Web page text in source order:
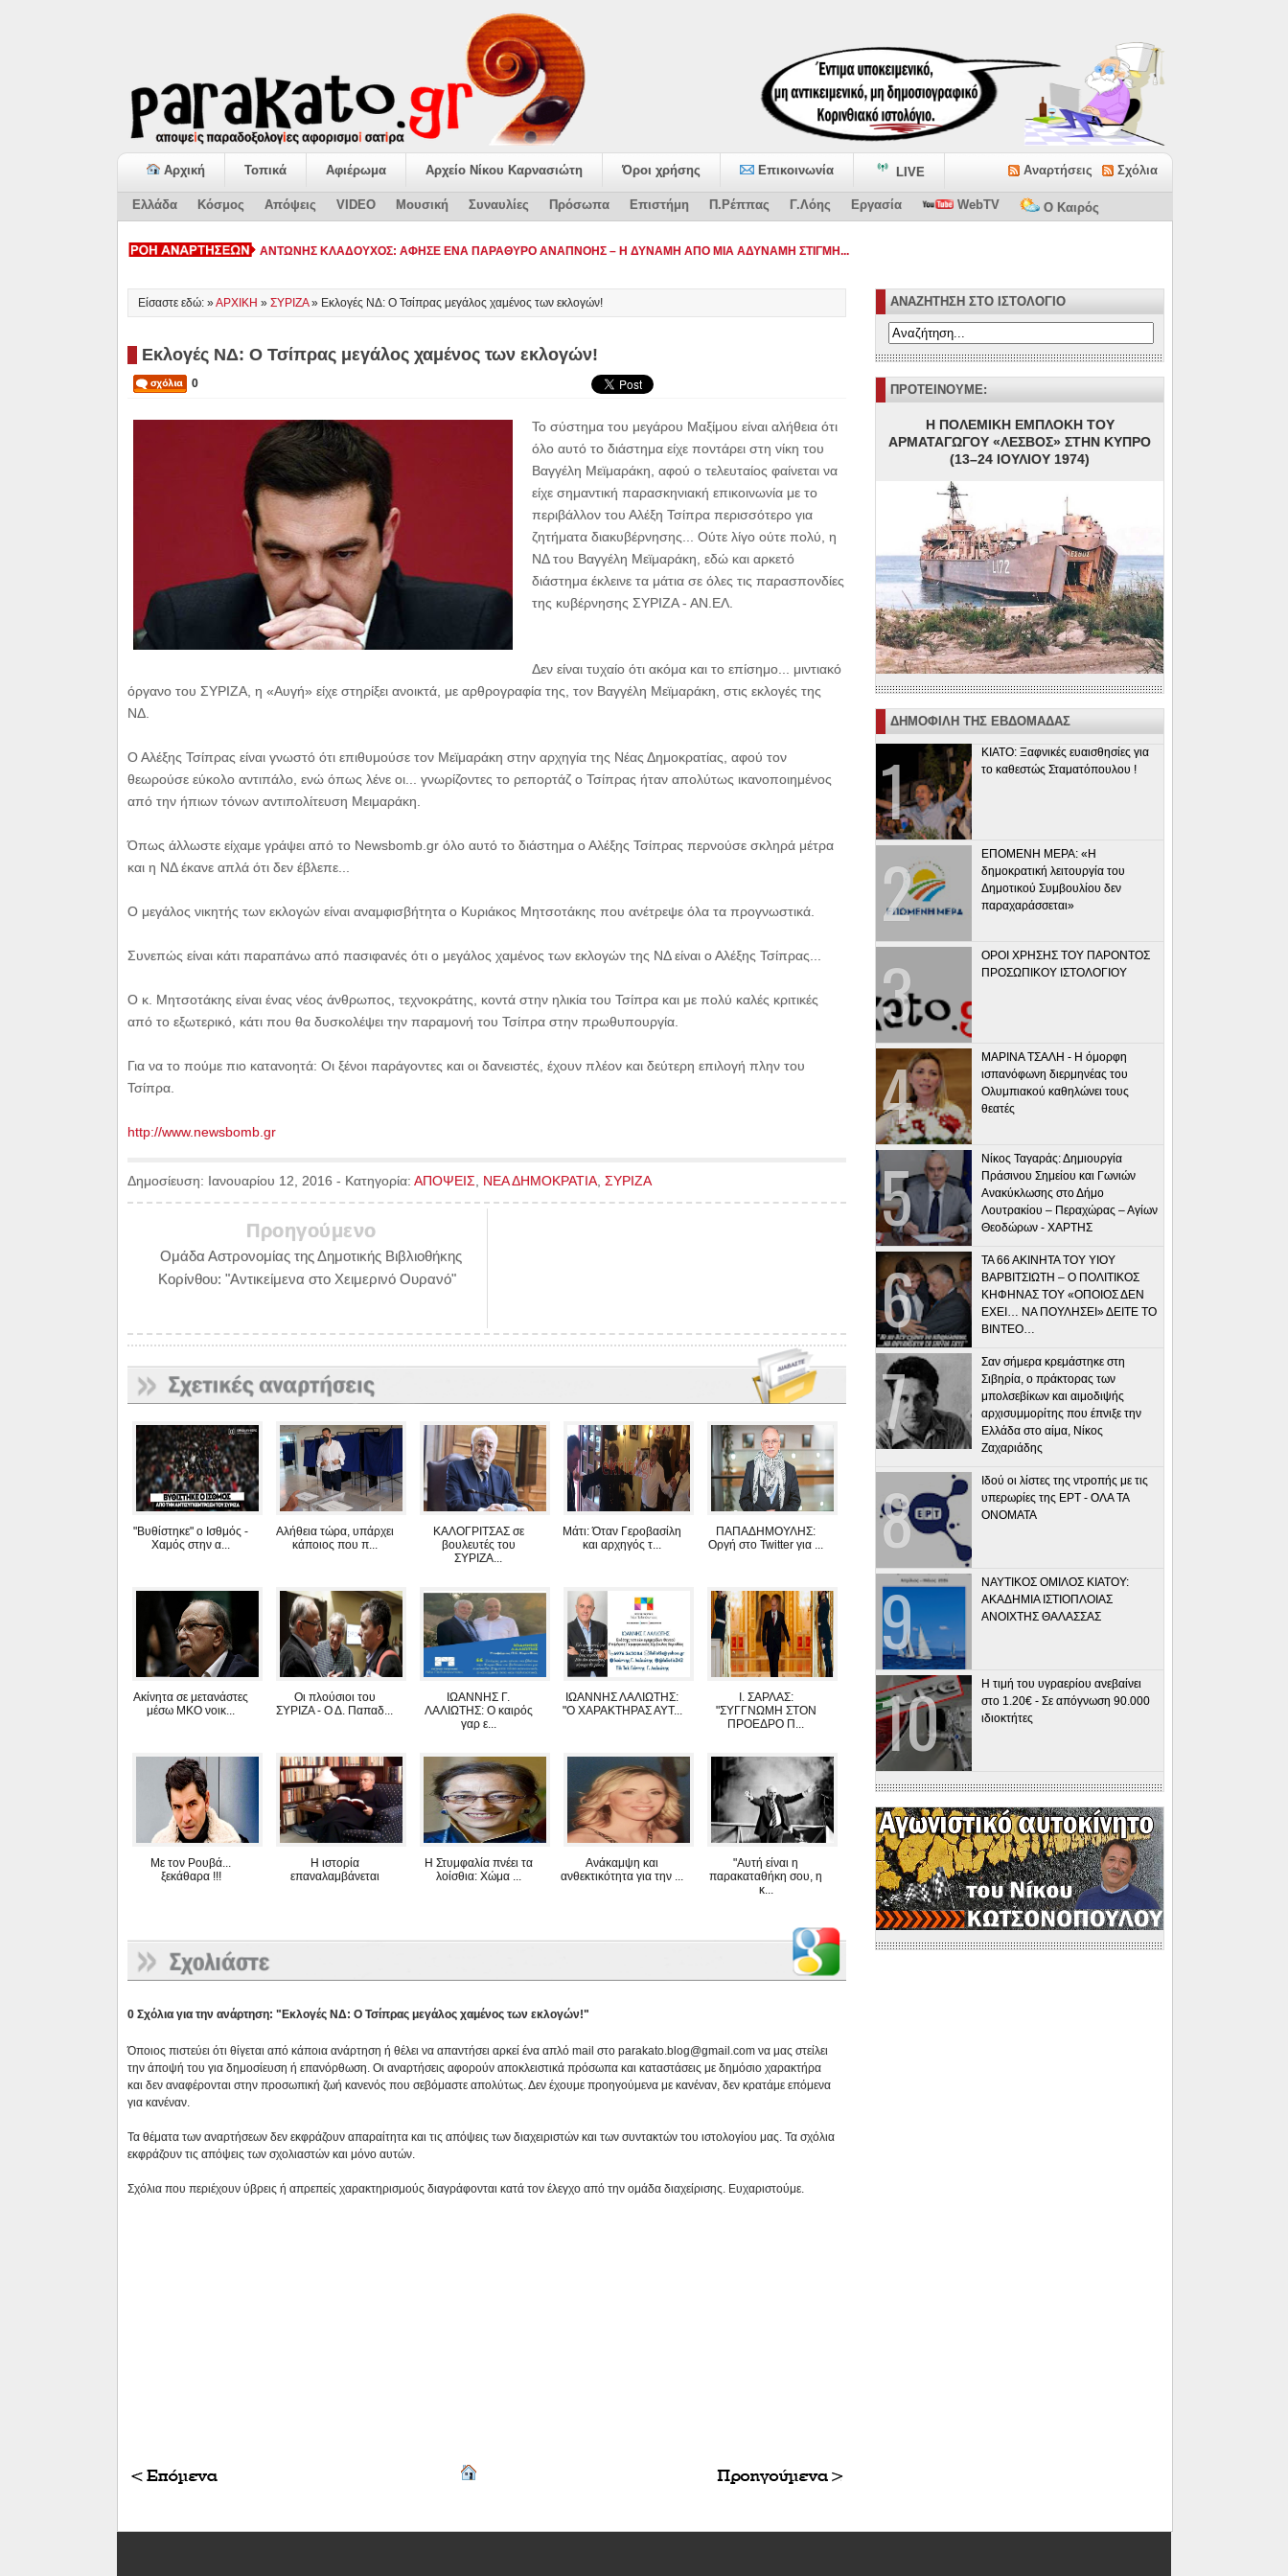
Αρχική Τοπικά Αφιέρωμα Αρχείο Νίκου Καρνασιώτη Όροι χρήσης Επικοινωνία LIVE Αναρτήσεις Σχόλια
Ελλάδα Κόσμος Απόψεις VIDEO Μουσική Συναυλίες Πρόσωπα Επιστήμη Π.Ρέππας Γ.Λόης Εργασία WebTV Ο Καιρός
ΚΙΑΤΟ: Η «ΕΠΟΜΕΝΗ ΜΕΡΑ» καταψήφισε το-
Είσαστε εδώ: »ΑΡΧΙΚΗ » ΣΥΡΙΖΑ» Εκλογές ΝΔ: Ο Τσίπρας μεγάλος χαμένος των εκλογών!
Εκλογές ΝΔ: Ο Τσίπρας μεγάλος χαμένος των εκλογών!
0
Το σύστημα του μεγάρου Μαξίμου είναι αλήθεια ότι
όλο αυτό το διάστημα είχε ποντάρει στη νίκη του
Βαγγέλη Μεϊμαράκη, αφού ο τελευταίος φαίνεται να
είχε σημαντική παρασκηνιακή επικοινωνία με το
περιβάλλον του Αλέξη Τσίπρα περισσότερο για
ζητήματα διακυβέρνησης... Ούτε λίγο ούτε πολύ, η
ΝΔ του Βαγγέλη Μεϊμαράκη, εδώ και αρκετό
διάστημα έκλεινε τα μάτια σε όλες τις παρασπονδίες
της κυβέρνησης ΣΥΡΙΖΑ - ΑΝ.ΕΛ.
Δεν είναι τυχαίο ότι ακόμα και το επίσημο... μιντιακό
όργανο του ΣΥΡΙΖΑ, η «Αυγή» είχε στηρίξει ανοικτά, με αρθρογραφία της, τον Βαγγέλη Μεϊμαράκη, στις εκλογές της
ΝΔ.
Ο Αλέξης Τσίπρας είναι γνωστό ότι επιθυμούσε τον Μεϊμαράκη στην αρχηγία της Νέας Δημοκρατίας, αφού τον
θεωρούσε εύκολο αντιπάλο, ενώ όπως λένε οι... γνωρίζοντες το ρεπορτάζ ο Τσίπρας ήταν απολύτως ικανοποιημένος
από την ήπιων τόνων αντιπολίτευση Μειμαράκη.
Όπως άλλωστε είχαμε γράψει από το Newsbomb.gr όλο αυτό το διάστημα ο Αλέξης Τσίπρας περνούσε σκληρά μέτρα
και η ΝΔ έκανε απλά ότι δεν έβλεπε...
Ο μεγάλος νικητής των εκλογών είναι αναμφισβήτητα ο Κυριάκος Μητσοτάκης που ανέτρεψε όλα τα προγνωστικά.
Συνεπώς είναι κάτι παραπάνω από πασιφανές ότι ο μεγάλος χαμένος των εκλογών της ΝΔ είναι ο Αλέξης Τσίπρας...
Ο κ. Μητσοτάκης είναι ένας νέος άνθρωπος, τεχνοκράτης, κοντά στην ηλικία του Τσίπρα και με πολύ καλές κριτικές
από το εξωτερικό, κάτι που θα δυσκολέψει την παραμονή του Τσίπρα στην πρωθυπουργία.
Για να το πούμε πιο κατανοητά: Οι ξένοι παράγοντες και οι δανειστές, έχουν πλέον και δεύτερη επιλογή πλην του
Τσίπρα.
http://www.newsbomb.gr
Δημοσίευση: Ιανουαρίου 12, 2016 - Κατηγορία: ΑΠΟΨΕΙΣ ΝΕΑ ΔΗΜΟΚΡΑΤΙΑ ΣΥΡΙΖΑ
Προηγούμενο
Ομάδα Αστρονομίας της Δημοτικής Βιβλιοθήκης
Κορίνθου: "Αντικείμενα στο Χειμερινό Ουρανό"
"Βυθίστηκε" ο Ισθμός -
Χαμός στην α...
Αλήθεια τώρα, υπάρχει
κάποιος που π...
ΚΑΛΟΓΡΙΤΣΑΣ σε
βουλευτές του
ΣΥΡΙΖΑ...
Μάτι: Όταν Γεροβασίλη
και αρχηγός τ...
ΠΑΠΑΔΗΜΟΥΛΗΣ:
Οργή στο Twitter για ...
Ακίνητα σε μετανάστες
μέσω ΜΚΟ νοικ...
Οι πλούσιοι του
ΣΥΡΙΖΑ - Ο Δ. Παπαδ...
ΙΩΑΝΝΗΣ Γ.
ΛΑΛΙΩΤΗΣ: Ο καιρός
γαρ ε...
ΙΩΑΝΝΗΣ ΛΑΛΙΩΤΗΣ:
"O XAΡΑΚΤΗΡΑΣ ΑΥΤ...
Ι. ΣΑΡΛΑΣ:
"ΣΥΓΓΝΩΜΗ ΣΤΟΝ
ΠΡΟΕΔΡΟ Π...
Με τον Ρουβά...
ξεκάθαρα !!!
Η ιστορία
επαναλαμβάνεται
Η Στυμφαλία πνέει τα
λοίσθια: Χώμα ...
Ανάκαμψη και
ανθεκτικότητα για την ...
"Αυτή είναι η
παρακαταθήκη σου, η
κ...
0 Σχόλια για την ανάρτηση: "Εκλογές ΝΔ: Ο Τσίπρας μεγάλος χαμένος των εκλογών!"
Όποιος πιστεύει ότι θίγεται από κάποια ανάρτηση ή θέλει να απαντήσει αρκεί ένα απλό mail στο parakato.blog@gmail.com να μας στείλει
την άποψή του για δημοσίευση ή επανόρθωση. Οι αναρτήσεις αφορούν αποκλειστικά πρόσωπα και καταστάσεις με δημόσιο χαρακτήρα
και δεν αναφέρονται στην προσωπική ζωή κανενός που σεβόμαστε απολύτως. Δεν έχουμε προηγούμενα με κανέναν, δεν κρατάμε επόμενα
για κανέναν.
Τα θέματα των αναρτήσεων δεν εκφράζουν απαραίτητα και τις απόψεις των διαχειριστών και των συντακτών του ιστολογίου μας. Τα σχόλια
εκφράζουν τις απόψεις των σχολιαστών και μόνο αυτών.
Σχόλια που περιέχουν ύβρεις ή απρεπείς χαρακτηρισμούς διαγράφονται κατά τον έλεγχο από την ομάδα διαχείρισης. Ευχαριστούμε.
ΑΝΑΖΗΤΗΣΗ ΣΤΟ ΙΣΤΟΛΟΓΙΟ
ΠΡΟΤΕΙΝΟΥΜΕ:
Η ΠΟΛΕΜΙΚΗ ΕΜΠΛΟΚΗ ΤΟΥ
ΑΡΜΑΤΑΓΩΓΟΥ «ΛΕΣΒΟΣ» ΣΤΗΝ ΚΥΠΡΟ
(13–24 ΙΟΥΛΙΟΥ 1974)
ΔΗΜΟΦΙΛΗ ΤΗΣ ΕΒΔΟΜΑΔΑΣ
ΚΙΑΤΟ: Ξαφνικές ευαισθησίες για
το καθεστώς Σταματόπουλου !
ΕΠΟΜΕΝΗ ΜΕΡΑ: «Η
δημοκρατική λειτουργία του
Δημοτικού Συμβουλίου δεν
παραχαράσσεται»
ΟΡΟΙ ΧΡΗΣΗΣ ΤΟΥ ΠΑΡΟΝΤΟΣ
ΠΡΟΣΩΠΙΚΟΥ ΙΣΤΟΛΟΓΙΟΥ
ΜΑΡΙΝΑ ΤΣΑΛΗ - Η όμορφη
ισπανόφωνη διερμηνέας του
Ολυμπιακού καθηλώνει τους
θεατές
Νίκος Ταγαράς: Δημιουργία
Πράσινου Σημείου και Γωνιών
Ανακύκλωσης στο Δήμο
Λουτρακίου – Περαχώρας – Αγίων
Θεοδώρων - ΧΑΡΤΗΣ
ΤΑ 66 ΑΚΙΝΗΤΑ ΤΟΥ ΥΙΟΥ
ΒΑΡΒΙΤΣΙΩΤΗ – Ο ΠΟΛΙΤΙΚΟΣ
ΚΗΦΗΝΑΣ ΤΟΥ «ΟΠΟΙΟΣ ΔΕΝ
ΕΧΕΙ… ΝΑ ΠΟΥΛΗΣΕΙ» ΔΕΙΤΕ ΤΟ
ΒΙΝΤΕΟ…
Σαν σήμερα κρεμάστηκε στη
Σιβηρία, ο πράκτορας των
μπολσεβίκων και αιμοδιψής
αρχισυμμορίτης που έπνιξε την
Ελλάδα στο αίμα, Νίκος
Ζαχαριάδης
Ιδού οι λίστες της ντροπής με τις
υπερωρίες της ΕΡΤ - ΟΛΑ ΤΑ
ΟΝΟΜΑΤΑ
ΝΑΥΤΙΚΟΣ ΟΜΙΛΟΣ ΚΙΑΤΟΥ:
ΑΚΑΔΗΜΙΑ ΙΣΤΙΟΠΛΟΙΑΣ
ΑΝΟΙΧΤΗΣ ΘΑΛΑΣΣΑΣ
Η τιμή του υγραερίου ανεβαίνει
στο 1.20€ - Σε απόγνωση 90.000
ιδιοκτήτες